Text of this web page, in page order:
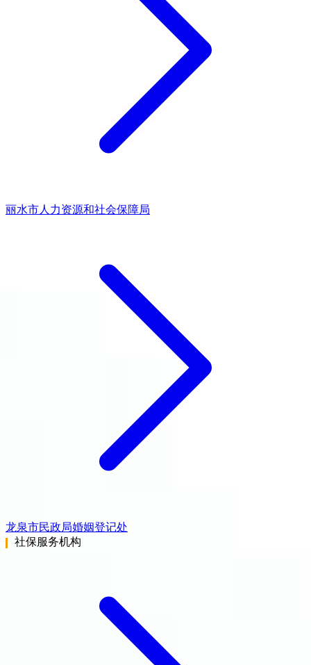
丽水市人力资源和社会保障局
龙泉市民政局婚姻登记处
社保服务机构